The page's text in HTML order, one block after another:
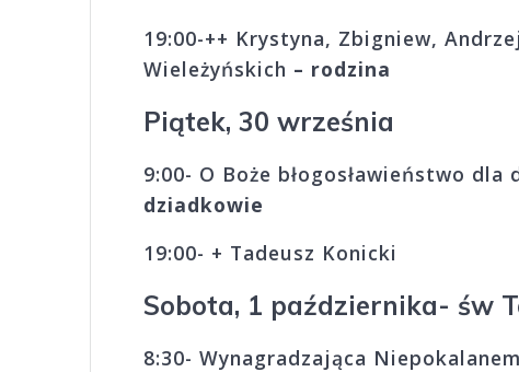
19:00-++ Krystyna, Zbigniew,
Wieleżyńskich – rodzina
Piątek, 30 września
9:00- O Boże błogosławieństwo
dziadkowie
19:00- + Tadeusz Konicki
Sobota, 1 października- św
8:30- Wynagradzająca